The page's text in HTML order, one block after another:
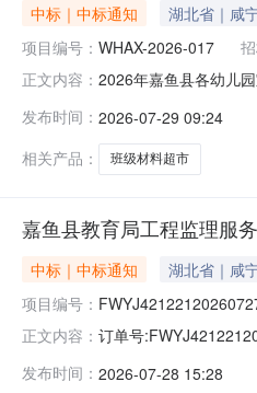
中标｜中标通知 湖北省｜咸
项目编号： WHAX-2026-017
正文内容： 2026年嘉鱼县各幼儿
93.2（分）货物类名
发布时间： 2026-07-29 09:24
相关产品：
班级材料超市
嘉鱼县教育局工程监理服
中标｜中标通知 湖北省｜咸
项目编号：
正文内容： 订单号
学运动场维修改造项
发布时间： 2026-07-28 15:28